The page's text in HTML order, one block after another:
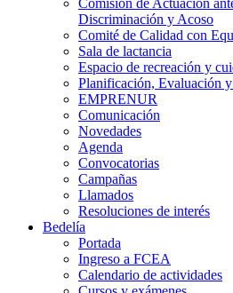
Comisión de Actuación
Discriminación y Acoso
Comité de Calidad con
Sala de lactancia
Espacio de recreación y
Planificación, Evaluación
EMPRENUR
Comunicación
Novedades
Agenda
Convocatorias
Campañas
Llamados
Resoluciones de interés
Bedelía
Portada
Ingreso a FCEA
Calendario de actividades